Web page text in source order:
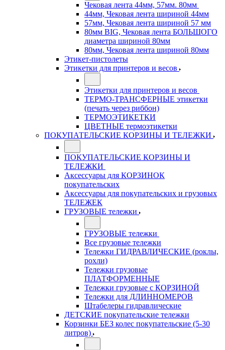
Чековая лента 44мм, 57мм. 80мм
44мм, Чековая лента шириной 44мм
57мм, Чековая лента шириной 57 мм
80мм BIG, Чековая лента БОЛЬШОГО
диаметра шириной 80мм
80мм, Чековая лента шириной 80мм
Этикет-пистолеты
Этикетки для принтеров и весов
Этикетки для принтеров и весов
ТЕРМО-ТРАНСФЕРНЫЕ этикетки
(печать через риббон)
ТЕРМОЭТИКЕТКИ
ЦВЕТНЫЕ термоэтикетки
ПОКУПАТЕЛЬСКИЕ КОРЗИНЫ И ТЕЛЕЖКИ
ПОКУПАТЕЛЬСКИЕ КОРЗИНЫ И
ТЕЛЕЖКИ
Аксессуары для КОРЗИНОК
покупательских
Аксессуары для покупательских и грузовых
ТЕЛЕЖЕК
ГРУЗОВЫЕ тележки
ГРУЗОВЫЕ тележки
Все грузовые тележки
Тележки ГИДРАВЛИЧЕСКИЕ (роклы,
рохли)
Тележки грузовые
ПЛАТФОРМЕННЫЕ
Тележки грузовые с КОРЗИНОЙ
Тележки для ДЛИННОМЕРОВ
Штабелеры гидравлические
ДЕТСКИЕ покупательские тележки
Корзинки БЕЗ колес покупательские (5-30
литров)